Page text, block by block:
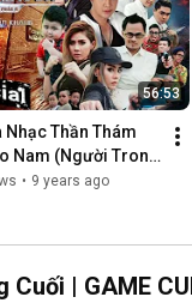
56:53
Nhạc Thần Thám
Nam (Người Trong
5) - Lâm Chấn
• 9 years ago
Cuối | GAME